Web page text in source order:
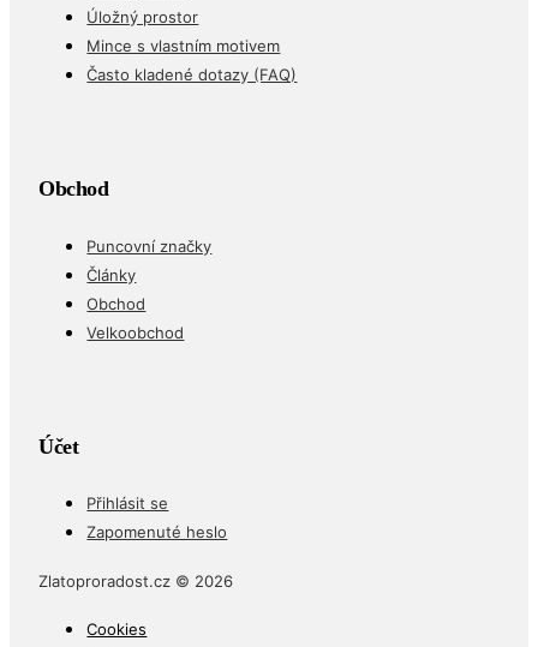
Úložný prostor
Mince s vlastním motivem
Často kladené dotazy (FAQ)
Obchod
Puncovní značky
Články
Obchod
Velkoobchod
Účet
Přihlásit se
Zapomenuté heslo
Zlatoproradost.cz © 2026
Cookies